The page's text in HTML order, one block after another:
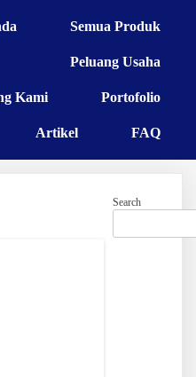
Semua Produk
Peluang Usaha
Kami Portofolio
Artikel FAQ
Search